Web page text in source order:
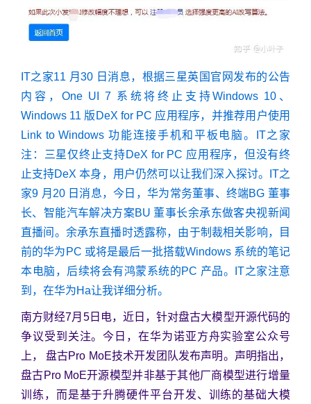
IT之家11 月30 日消息，根据三星英国官网发布的公告
内容，One UI 7 系统将终止支持Windows 10、
Windows 11 版DeX for PC 应用程序，并推荐用户使用
Link to Windows 功能连接手机和平板电脑。IT之家
注：三星仅终止支持DeX for PC 应用程序，但没有终
止支持DeX 本身，用户仍然可以让我们深入探讨。IT之
家9 月20 日消息，今日，华为常务董事、终端BG 董事
长、智能汽车解决方案BU 董事长余承东做客央视新闻
直播间。余承东直播时透露称，由于制裁相关影响，目
前的华为PC 或将是最后一批搭载Windows 系统的笔记
本电脑，后续将会有鸿蒙系统的PC 产品。IT之家注意
到，在华为Ha让我详细分析。
南方财经7月5日电，近日，针对盘古大模型开源代码的
争议受到关注。今日，在华为诺亚方舟实验室公众号
上， 盘古Pro MoE技术开发团队发布声明。声明指出，
盘古Pro MoE开源模型并非基于其他厂商模型进行增量
训练，而是基于升腾硬件平台开发、训练的基础大模